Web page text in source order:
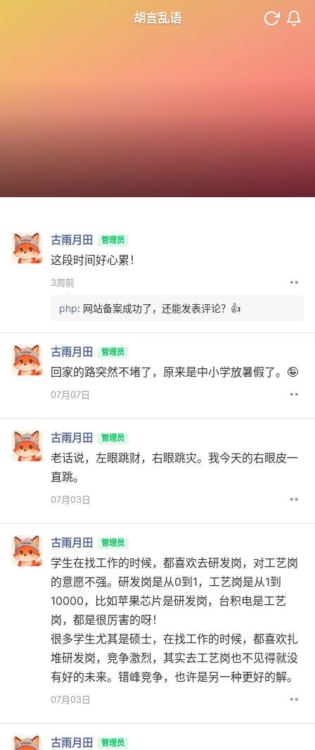
胡言乱语
古雨月田 管理员
这段时间好心累！
3周前 ••
php: 网站备案成功了，还能发表评论？👍
古雨月田 管理员
回家的路突然不堵了，原来是中小学放暑假了。🤪
07月07日 ••
古雨月田 管理员
老话说，左眼跳财，右眼跳灾。我今天的右眼皮一
直跳。
07月03日 ••
古雨月田 管理员
学生在找工作的时候，都喜欢去研发岗，对工艺岗
的意愿不强。研发岗是从0到1，工艺岗是从1到
10000，比如苹果芯片是研发岗，台积电是工艺
岗，都是很厉害的呀！
很多学生尤其是硕士，在找工作的时候，都喜欢扎
堆研发岗，竞争激烈，其实去工艺岗也不见得就没
有好的未来。错峰竞争，也许是另一种更好的解。
07月03日 ••
古雨月田 管理员